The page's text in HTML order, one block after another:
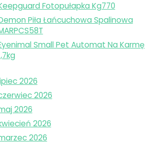
Fotopułapka Kg770
Piła Łańcuchowa Spalinowa
Small Pet Automat Na Karmę
2026
2026
2026
2026
2026